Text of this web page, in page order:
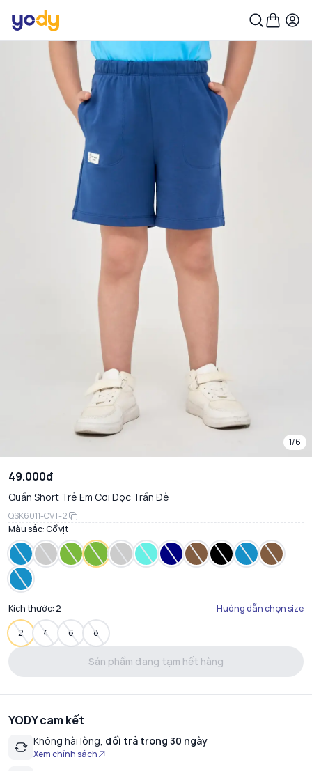
1/6
49.000đ
Quần Short Trẻ Em Cơi Dọc Trần Đè
QSK6011-CVT-2
Màu sắc:Cổ vịt
Kích thước:2 Hướng dẫn chọn size
2 4 6 8
Sản phẩm đang tạm hết hàng
YODY cam kết
Không hài lòng, đổi trả trong 30 ngày
Xem chính sách